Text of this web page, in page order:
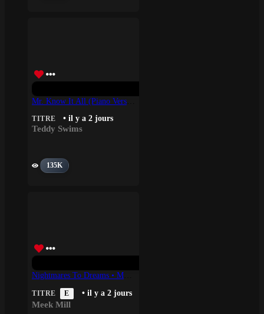
TITRE • il y a 2 jours
Teddy Swims
135K
TITRE E • il y a 2 jours
Meek Mill